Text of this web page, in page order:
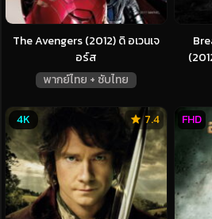
The Avengers (2012) ดิ อเวนเจ
อร์ส
พากย์ไทย + ซับไทย
7.4
4K FHD